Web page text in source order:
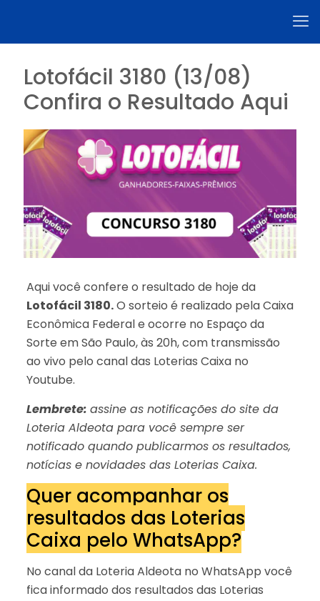
Lotofácil 3180 (13/08)
Confira o Resultado Aqui
Aqui você confere o resultado de hoje da
Lotofácil 3180.O sorteio é realizado pela Caixa
Econômica Federal e ocorre no Espaço da
Sorte em São Paulo, às 20h, com transmissão
ao vivo pelo canal das Loterias Caixa no
Youtube.
Lembrete: assine as notificações do site da
Loteria Aldeota para você sempre ser
notificado quando publicarmos os resultados,
notícias e novidades das Loterias Caixa.
Quer acompanhar os
resultados das Loterias
Caixa pelo WhatsApp?
No canal da Loteria Aldeota no WhatsApp você
fica informado dos resultados das Loterias